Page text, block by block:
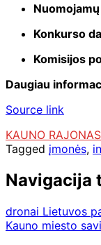
Konkurso
Komisijos
Daugiau
Source link
KAUNO RAJONAS
Tagged įmonės,
Navigacija
dronai Lietuvos
Kauno miesto